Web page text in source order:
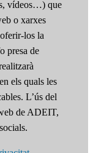
vídeos…) que
o xarxes
los la
presa de
els quals les
L’ús del
de ADEIT,